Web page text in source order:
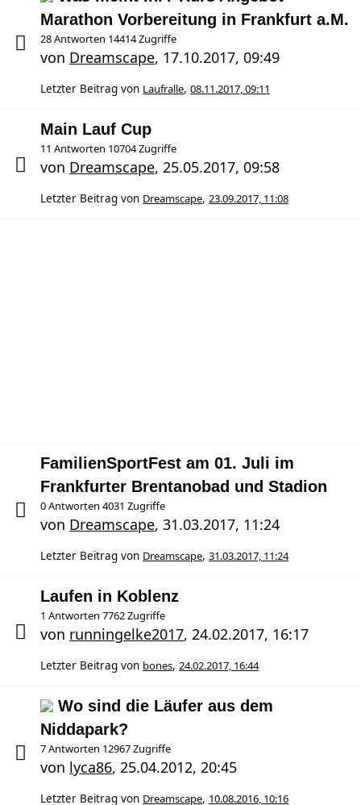
Marathon Vorbereitung in Frankfurt a.M.
28 Antworten 14414 Zugriffe
von Dreamscape, 17.10.2017, 09:49
Letzter Beitrag von Laufralle, 08.11.2017, 09:11
Main Lauf Cup
11 Antworten 10704 Zugriffe
von Dreamscape, 25.05.2017, 09:58
Letzter Beitrag von Dreamscape, 23.09.2017, 11:08
FamilienSportFest am 01. Juli im
Frankfurter Brentanobad und Stadion
0 Antworten 4031 Zugriffe
von Dreamscape, 31.03.2017, 11:24
Letzter Beitrag von Dreamscape, 31.03.2017, 11:24
Laufen in Koblenz
1 Antworten 7762 Zugriffe
von runningelke2017, 24.02.2017, 16:17
Letzter Beitrag von bones, 24.02.2017, 16:44
Wo sind die Läufer aus dem
Niddapark?
7 Antworten 12967 Zugriffe
von lyca86, 25.04.2012, 20:45
Letzter Beitrag von Dreamscape, 10.08.2016, 10:16